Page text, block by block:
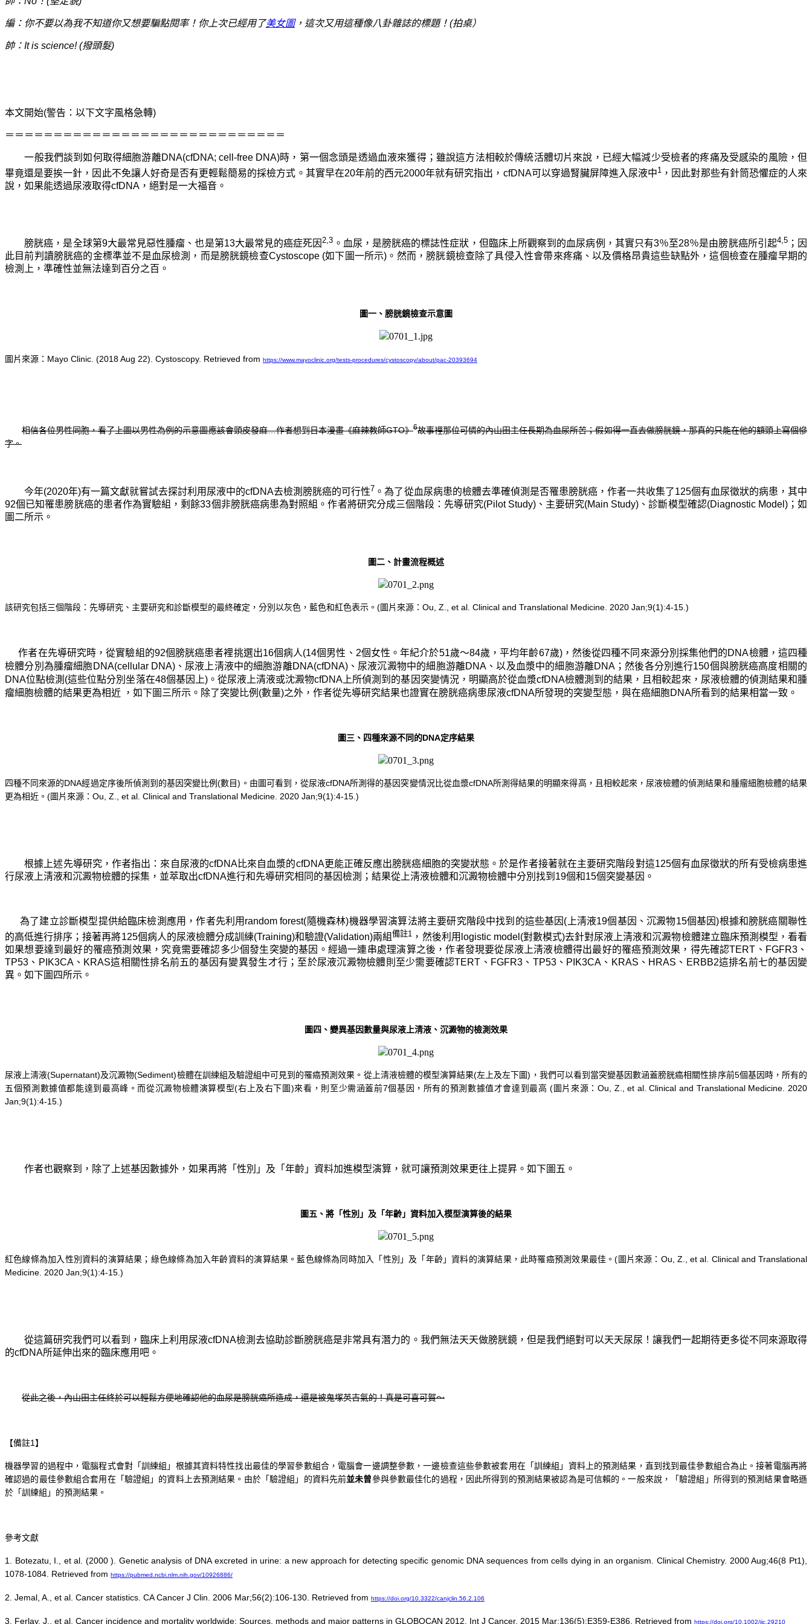
編：你不要以為我不知道你又想要騙點閱率！你上次已經用了美女圖，這次又用這種像八卦雜誌的標題！(拍桌）
帥：It is science! (撥頭髮)
本文開始(警告：以下文字風格急轉)
＝＝＝＝＝＝＝＝＝＝＝＝＝＝＝＝＝＝＝＝＝＝＝＝＝＝＝＝＝
一般我們談到如何取得細胞游離DNA(cfDNA; cell-free DNA)時，第一個念頭是透過血液來獲得；雖說這方法相較於傳統活體切片來說，已經大幅減少受檢者的疼痛及受感染的風險，但
畢竟還是要挨一針，因此不免讓人好奇是否有更輕鬆簡易的採檢方式。其實早在20年前的西元2000年就有研究指出，cfDNA可以穿過腎臟屏障進入尿液中1 ，因此對那些有針筒恐懼症的人來
說，如果能透過尿液取得cfDNA，絕對是一大福音。
膀胱癌，是全球第9大最常見惡性腫瘤、也是第13大最常見的癌症死因2,3 。血尿，是膀胱癌的標誌性症狀，但臨床上所觀察到的血尿病例，其實只有3％至28％是由膀胱癌所引起4,5；因
此目前判讀膀胱癌的金標準並不是血尿檢測，而是膀胱鏡檢查Cystoscope (如下圖一所示)。然而，膀胱鏡檢查除了具侵入性會帶來疼痛、以及價格昂貴這些缺點外，這個檢查在腫瘤早期的
檢測上，準確性並無法達到百分之百。
圖一、膀胱鏡檢查示意圖
圖片來源：Mayo Clinic. (2018 Aug 22). Cystoscopy. Retrieved from https://www.mayoclinic.org/tests-procedures/cystoscopy/about/pac-20393694
相信各位男性同胞，看了上圖以男性為例的示意圖應該會頭皮發麻…作者想到日本漫畫《麻辣教師GTO》6故事裡那位可憐的內山田主任長期為血尿所苦；假如得一直去做膀胱鏡，那真的只能在他的額頭上寫個慘
字。
今年(2020年)有一篇文獻就嘗試去探討利用尿液中的cfDNA去檢測膀胱癌的可行性7 。為了從血尿病患的檢體去準確偵測是否罹患膀胱癌，作者一共收集了125個有血尿徵狀的病患，其中
92個已知罹患膀胱癌的患者作為實驗組，剩餘33個非膀胱癌病患為對照組。作者將研究分成三個階段：先導研究(Pilot Study)、主要研究(Main Study)、診斷模型確認(Diagnostic Model)；如
圖二所示。
圖二、計畫流程概述
該研究包括三個階段：先導研究、主要研究和診斷模型的最終確定，分別以灰色，藍色和紅色表示。(圖片來源：Ou, Z., et al. Clinical and Translational Medicine. 2020 Jan;9(1):4-15.)
作者在先導研究時，從實驗組的92個膀胱癌患者裡挑選出16個病人(14個男性、2個女性。年紀介於51歲～84歲，平均年齡67歲)，然後從四種不同來源分別採集他們的DNA檢體，這四種
檢體分別為腫瘤細胞DNA(cellular DNA)、尿液上淸液中的細胞游離DNA(cfDNA)、尿液沉澱物中的細胞游離DNA、以及血漿中的細胞游離DNA；然後各分別進行150個與膀胱癌高度相關的
DNA位點檢測(這些位點分別坐落在48個基因上)。從尿液上清液或沈澱物cfDNA上所偵測到的基因突變情況，明顯高於從血漿cfDNA檢體測到的結果，且相較起來，尿液檢體的偵測結果和腫
瘤細胞檢體的結果更為相近 ，如下圖三所示。除了突變比例(數量)之外，作者從先導研究結果也證實在膀胱癌病患尿液cfDNA所發現的突變型態，與在癌細胞DNA所看到的結果相當一致。
圖三、四種來源不同的DNA定序結果
四種不同來源的DNA經過定序後所偵測到的基因突變比例(數目)。由圖可看到，從尿液cfDNA所測得的基因突變情況比從血漿cfDNA所測得結果的明顯來得高，且相較起來，尿液檢體的偵測結果和腫瘤細胞檢體的結果
更為相近。(圖片來源：Ou, Z., et al. Clinical and Translational Medicine. 2020 Jan;9(1):4-15.)
根據上述先導研究，作者指出：來自尿液的cfDNA比來自血漿的cfDNA更能正確反應出膀胱癌細胞的突變狀態。於是作者接著就在主要研究階段對這125個有血尿徵狀的所有受檢病患進
行尿液上淸液和沉澱物檢體的採集，並萃取出cfDNA進行和先導研究相同的基因檢測；結果從上淸液檢體和沉澱物檢體中分別找到19個和15個突變基因。
為了建立診斷模型提供給臨床檢測應用，作者先利用random forest(隨機森林)機器學習演算法將主要研究階段中找到的這些基因(上淸液19個基因、沉澱物15個基因)根據和膀胱癌關聯性
的高低進行排序；接著再將125個病人的尿液檢體分成訓練(Training)和驗證(Validation)兩組備註1 ，然後利用logistic model(對數模式)去針對尿液上淸液和沉澱物檢體建立臨床預測模型，看看
如果想要達到最好的罹癌預測效果，究竟需要確認多少個發生突變的基因。經過一連串處理演算之後，作者發現要從尿液上淸液檢體得出最好的罹癌預測效果，得先確認TERT、FGFR3、
TP53、PIK3CA、KRAS這相關性排名前五的基因有變異發生才行；至於尿液沉澱物檢體則至少需要確認TERT、FGFR3、TP53、PIK3CA、KRAS、HRAS、ERBB2這排名前七的基因變
異。如下圖四所示。
圖四、變異基因數量與尿液上淸液、沉澱物的檢測效果
尿液上淸液(Supernatant)及沉澱物(Sediment)檢體在訓練組及驗證組中可見到的罹癌預測效果。從上淸液檢體的模型演算結果(左上及左下圖)，我們可以看到當突變基因數涵蓋膀胱癌相關性排序前5個基因時，所有的
五個預測數據值都能達到最高峰。而從沉澱物檢體演算模型(右上及右下圖)來看，則至少需涵蓋前7個基因，所有的預測數據值才會達到最高 (圖片來源：Ou, Z., et al. Clinical and Translational Medicine. 2020
Jan;9(1):4-15.)
作者也觀察到，除了上述基因數據外，如果再將「性別」及「年齡」資料加進模型演算，就可讓預測效果更往上提昇。如下圖五。
圖五、將「性別」及「年齡」資料加入模型演算後的結果
紅色線條為加入性別資料的演算結果；綠色線條為加入年齡資料的演算結果。藍色線條為同時加入「性別」及「年齡」資料的演算結果，此時罹癌預測效果最佳。(圖片來源：Ou, Z., et al. Clinical and Translational
Medicine. 2020 Jan;9(1):4-15.)
從這篇研究我們可以看到，臨床上利用尿液cfDNA檢測去協助診斷膀胱癌是非常具有潛力的。我們無法天天做膀胱鏡，但是我們絕對可以天天尿尿！讓我們一起期待更多從不同來源取得
的cfDNA所延伸出來的臨床應用吧。
從此之後，內山田主任終於可以輕鬆方便地確認他的血尿是膀胱癌所造成，還是被鬼塚英吉氣的！真是可喜可賀～
【備註1】
機器學習的過程中，電腦程式會對「訓練組」根據其資料特性找出最佳的學習參數組合，電腦會一邊調整參數，一邊檢查這些參數被套用在「訓練組」資料上的預測結果，直到找到最佳參數組合為止。接著電腦再將
確認過的最佳參數組合套用在「驗證組」的資料上去預測結果。由於「驗證組」的資料先前並未曾參與參數最佳化的過程，因此所得到的預測結果被認為是可信賴的。一般來說，「驗證組」所得到的預測結果會略遜
於「訓練組」的預測結果。
參考文獻
1. Botezatu, I., et al. (2000 ). Genetic analysis of DNA excreted in urine: a new approach for detecting specific genomic DNA sequences from cells dying in an organism. Clinical Chemistry. 2000 Aug;46(8 Pt1),
1078-1084. Retrieved from https://pubmed.ncbi.nlm.nih.gov/10926886/
2. Jemal, A., et al. Cancer statistics. CA Cancer J Clin. 2006 Mar;56(2):106-130. Retrieved from https://doi.org/10.3322/canjclin.56.2.106
3. Ferlay, J., et al. Cancer incidence and mortality worldwide: Sources, methods and major patterns in GLOBOCAN 2012. Int J Cancer. 2015 Mar;136(5):E359-E386. Retrieved from https://doi.org/10.1002/ijc.29210